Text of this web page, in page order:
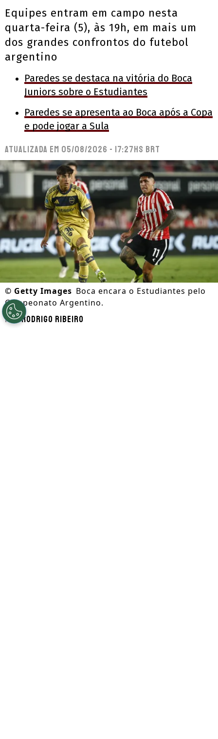
Equipes entram em campo nesta
quarta-feira (5), às 19h, em mais um
dos grandes confrontos do futebol
argentino
Paredes se destaca na vitória do Boca
Juniors sobre o Estudiantes
Paredes se apresenta ao Boca após a Copa
e pode jogar a Sula
Atualizada em 05/08/2026 - 17:27hs BRT
© Getty Images Boca encara o Estudiantes pelo
Campeonato Argentino.
PorRodrigo Ribeiro